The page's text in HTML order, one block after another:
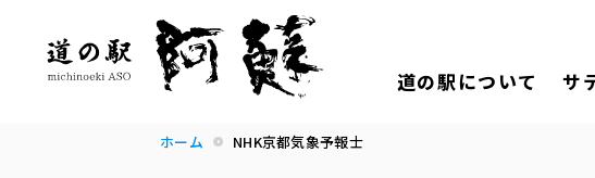
道の駅について サ
ホーム NHK京都気象予報士